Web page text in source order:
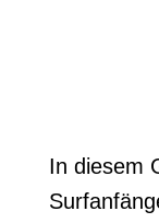
In diesem